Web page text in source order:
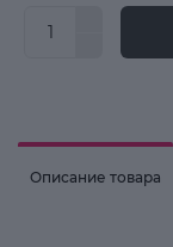
Описание товара